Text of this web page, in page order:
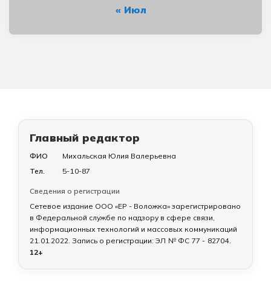
« Июл
Главный редактор
ФИО
Михальская Юлия Валерьевна
Тел.
5-10-87
Сведения о регистрации
Сетевое издание ООО «ЕР - Воложка» зарегистрировано
в Федеральной службе по надзору в сфере связи,
информационных технологий и массовых коммуникаций
21.01.2022 . Запись о регистрации: ЭЛ № ФС 77 - 82704.
12+